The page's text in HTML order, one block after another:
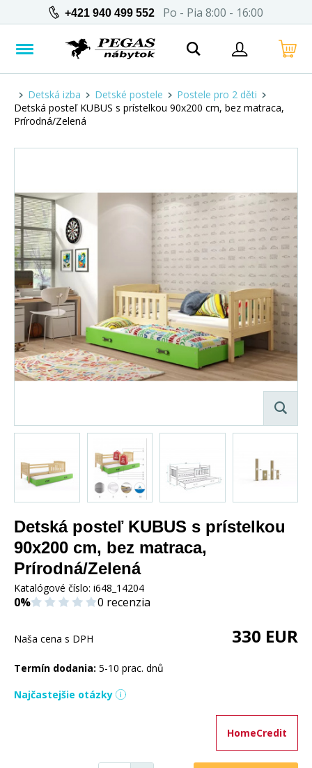
+421 940 499 552 Po - Pia 8:00 - 16:00
Detská izba Detské postele
Postele pro 2 děti
Detská posteľ KUBUS s prístelkou 90x200 cm, bez matraca,
Prírodná/Zelená
Detská posteľ KUBUS s prístelkou
90x200 cm, bez matraca,
Prírodná/Zelená
Katalógové číslo: i648_14204
0% 0 recenzia
Naša cena s DPH 330 EUR
Termín dodania: 5-10 prac. dnů
Najčastejšie otázky
HomeCredit